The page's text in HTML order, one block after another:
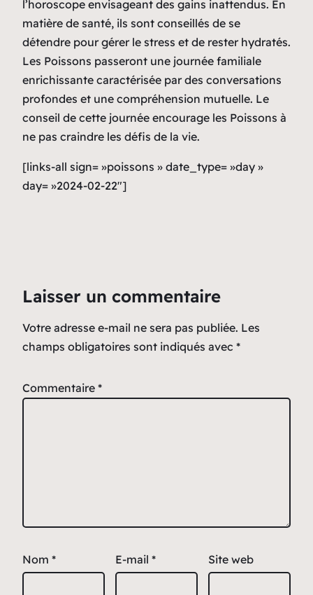
l’horoscope envisageant des gains inattendus. En
matière de santé, ils sont conseillés de se
détendre pour gérer le stress et de rester hydratés.
Les Poissons passeront une journée familiale
enrichissante caractérisée par des conversations
profondes et une compréhension mutuelle. Le
conseil de cette journée encourage les Poissons à
ne pas craindre les défis de la vie.
[links-all sign= »poissons » date_type= »day »
day= »2024-02-22″]
Laisser un commentaire
Votre adresse e-mail ne sera pas publiée. Les
champs obligatoires sont indiqués avec *
Commentaire *
Nom * E-mail * Site web